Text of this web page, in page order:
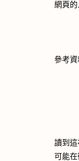
網頁
參考
讀到
可能